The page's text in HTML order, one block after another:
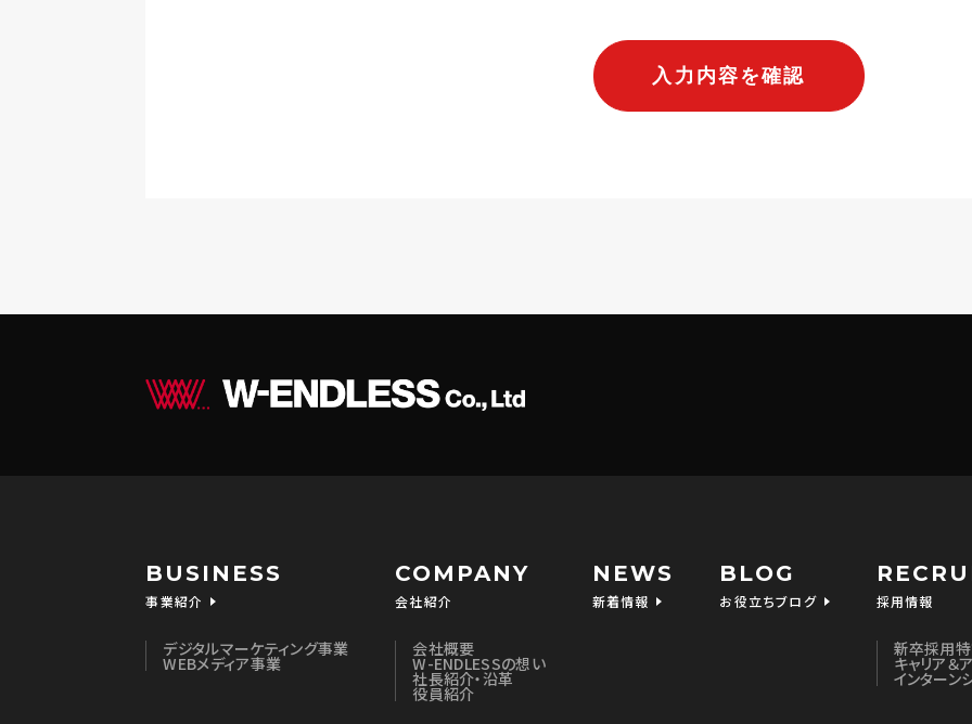
採用に係わる業務に利用するため（採用に関する情報提供、採用可否判断、採用業務に関す
（7）保有個人データの開示等および問い合わせ窓口について
ご本人からの求めにより、当社が保有する保有個人データに関する開示、利用目的の通知、
クッキーとは、ご本人のパソコンとホームページとの間でやり取りする小さな情報ファイルの
ージの内容やご提供するサービスをよりご満足いただけるように改良するためにのみ使用いた
閲覧状況等に関する統計を取ることができる技術です。
なお、これらのクッキー、Webビーコンによってご本人およびご本人のコンピュータを特定で
とはありませんが、クッキー、Webビーコンの使用を希望されない場合は、ご使用されている
BUSINESS
事業紹介
デジタルマーケティング事業
WEBメディア事業
COMPANY
会社紹介
会社概要
W-ENDLESSの想い
社長紹介・沿革
役員紹介
NEWS
新着情報
BLOG
お役立ちブログ 採用情報
新卒採用
キャリア＆
インターン